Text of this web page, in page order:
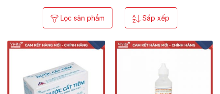
Lọc sản phẩm Sắp xếp